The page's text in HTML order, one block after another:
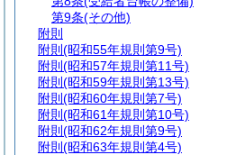
第9条(その他)
附則
附則 (昭和55年規則第9号)
附則 (昭和57年規則第11号)
附則 (昭和59年規則第13号)
附則 (昭和60年規則第7号)
附則 (昭和61年規則第10号)
附則 (昭和62年規則第9号)
附則 (昭和63年規則第4号)